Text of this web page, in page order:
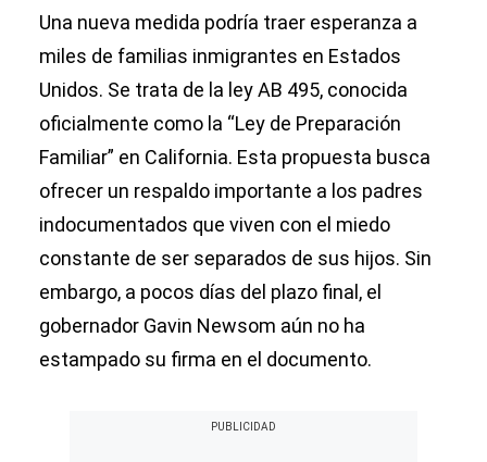
Una nueva medida podría traer esperanza a
miles de familias inmigrantes en Estados
Unidos. Se trata de la ley AB 495, conocida
oficialmente como la “Ley de Preparación
Familiar” en California. Esta propuesta busca
ofrecer un respaldo importante a los padres
indocumentados que viven con el miedo
constante de ser separados de sus hijos. Sin
embargo, a pocos días del plazo final, el
gobernador Gavin Newsom aún no ha
estampado su firma en el documento.